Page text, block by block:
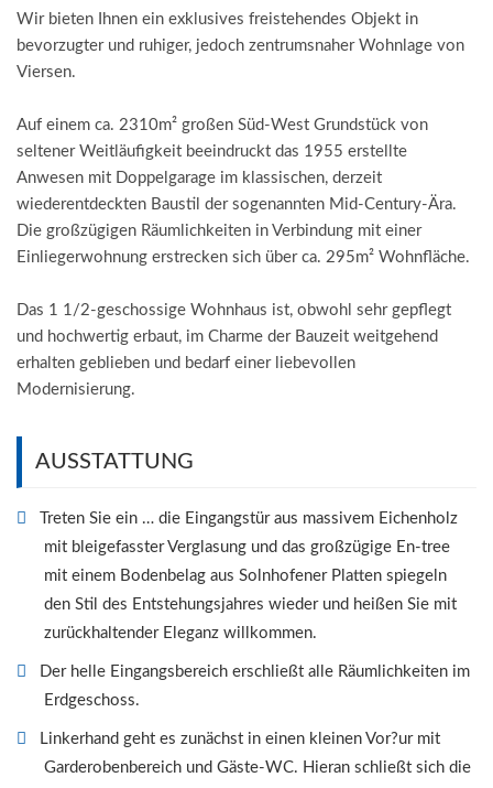
Wir bieten Ihnen ein exklusives freistehendes Objekt in
bevorzugter und ruhiger, jedoch zentrumsnaher Wohnlage von
Viersen.
Auf einem ca. 2310m² großen Süd-West Grundstück von
seltener Weitläufigkeit beeindruckt das 1955 erstellte
Anwesen mit Doppelgarage im klassischen, derzeit
wiederentdeckten Baustil der sogenannten Mid-Century-Ära.
Die großzügigen Räumlichkeiten in Verbindung mit einer
Einliegerwohnung erstrecken sich über ca. 295m² Wohnfläche.
Das 1 1/2-geschossige Wohnhaus ist, obwohl sehr gepflegt
und hochwertig erbaut, im Charme der Bauzeit weitgehend
erhalten geblieben und bedarf einer liebevollen
Modernisierung.
AUSSTATTUNG
Treten Sie ein … die Eingangstür aus massivem Eichenholz
mit bleigefasster Verglasung und das großzügige En-tree
mit einem Bodenbelag aus Solnhofener Platten spiegeln
den Stil des Entstehungsjahres wieder und heißen Sie mit
zurückhaltender Eleganz willkommen.
Der helle Eingangsbereich erschließt alle Räumlichkeiten im
Erdgeschoss.
Linkerhand geht es zunächst in einen kleinen Vor?ur mit
Garderobenbereich und Gäste-WC. Hieran schließt sich die